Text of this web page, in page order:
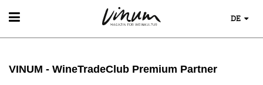
WEIN
GUIDE WEINGÜTER
DE
VINUM - WineTradeClub Premium Partner